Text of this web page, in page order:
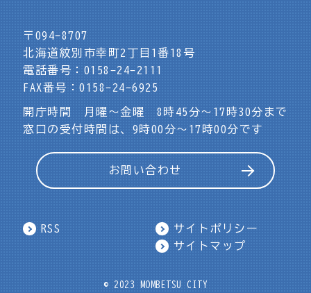
〒094-8707
北海道紋別市幸町2丁目1番18号
電話番号：0158-24-2111
FAX番号：0158-24-6925
開庁時間 月曜～金曜 8時45分～17時30分まで
窓口の受付時間は、9時00分～17時00分です
お問い合わせ
RSS
サイトポリシー
サイトマップ
© 2023 MOMBETSU CITY